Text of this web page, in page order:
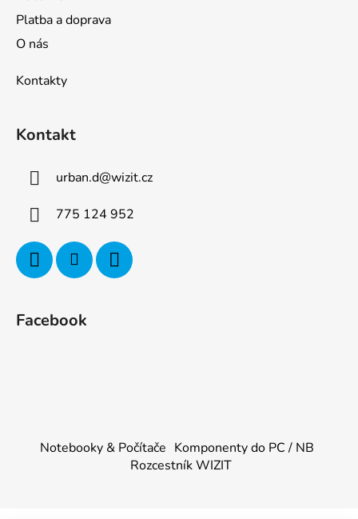
Platba a doprava
O nás
Kontakty
Kontakt
urban.d@wizit.cz
775 124 952
Facebook
Notebooky & Počítače Komponenty do PC / NB
Rozcestník WIZIT